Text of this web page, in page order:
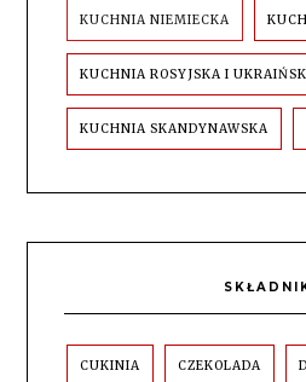
KUCHNIA NIEMIECKA
KUCHNIA ROSYJSKA I
KUCHNIA SKANDYNAWSKA
CUKINIA CZEKOLADA